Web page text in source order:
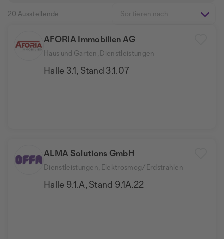
20 Ausstellende Sortieren nach
AFORIA Immobilien AG
Haus und Garten, Dienstleistungen
Halle 3.1, Stand 3.1.07
ALMA Solutions GmbH
Dienstleistungen, Elektrosmog/Erdstrahlen
Halle 9.1.A, Stand 9.1A.22